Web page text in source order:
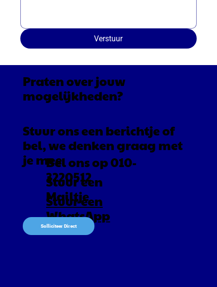
Verstuur
Praten over jouw
mogelijkheden?
Stuur een
Mailtje
Stuur ons een berichtje of
bel, we denken graag met
je mee
Stuur een
WhatsApp
Bel ons op 010-
3220512
Solliciteer Direct